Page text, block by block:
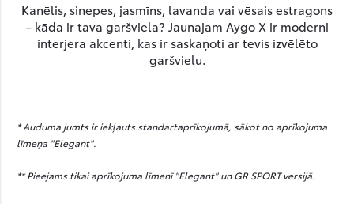
Kanēlis, sinepes, jasmīns, lavanda vai vēsais estragons
– kāda ir tava garšviela? Jaunajam Aygo X ir moderni
interjera akcenti, kas ir saskaņoti ar tevis izvēlēto
garšvielu.
* Auduma jumts ir iekļauts standartaprīkojumā, sākot no aprīkojuma
līmeņa "Elegant".
** Pieejams tikai aprīkojuma līmenī "Elegant" un GR SPORT versijā.